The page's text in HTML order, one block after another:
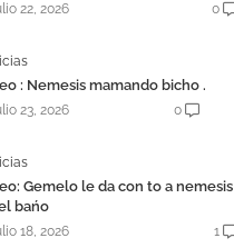
22, 2026 0
: Nemesis mamando bicho .
23, 2026 0
Gemelo le da con to a nemesis
bańo
18, 2026 1